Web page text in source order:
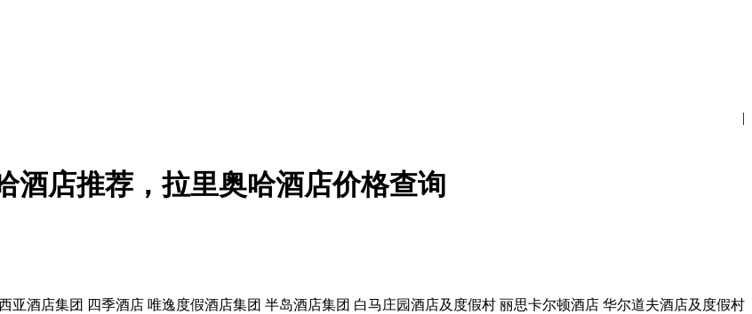
|
酒店推荐，拉里奥哈酒店价格查询
亚酒店集团 四季酒店 唯逸度假酒店集团 半岛酒店集团 白马庄园酒店及度假村 丽思卡尔顿酒店 华尔道夫酒店及度假村